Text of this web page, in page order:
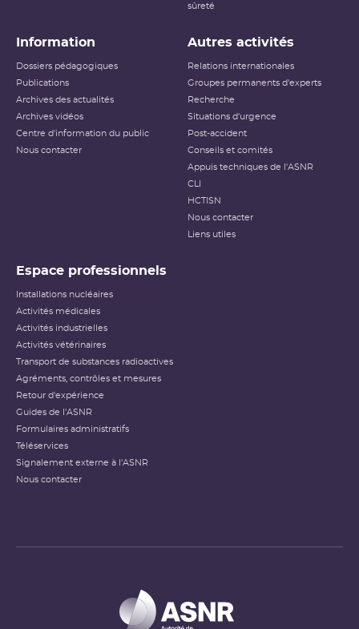
sûreté
Information
Dossiers pédagogiques
Publications
Archives des actualités
Archives vidéos
Centre d'information du public
Nous contacter
Autres activités
Relations internationales
Groupes permanents d'experts
Recherche
Situations d'urgence
Post-accident
Conseils et comités
Appuis techniques de l'ASNR
CLI
HCTISN
Nous contacter
Liens utiles
Espace professionnels
Installations nucléaires
Activités médicales
Activités industrielles
Activités vétérinaires
Transport de substances radioactives
Agréments, contrôles et mesures
Retour d'expérience
Guides de l'ASNR
Formulaires administratifs
Téléservices
Signalement externe à l'ASNR
Nous contacter